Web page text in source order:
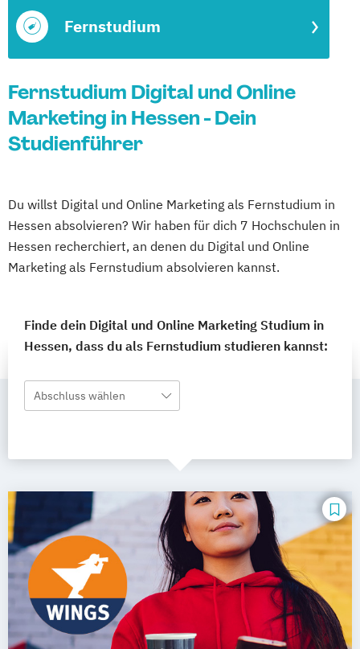
Fernstudium
Fernstudium Digital und Online
Marketing in Hessen - Dein
Studienführer
Du willst Digital und Online Marketing als Fernstudium in
Hessen absolvieren? Wir haben für dich 7 Hochschulen in
Hessen recherchiert, an denen du Digital und Online
Marketing als Fernstudium absolvieren kannst.
Finde dein Digital und Online Marketing Studium in
Hessen, dass du als Fernstudium studieren kannst:
Abschluss wählen